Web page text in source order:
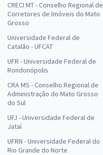
CRECI MT - Conselho Regional de
Corretores de Imóveis do Mato
Grosso
Universidade Federal de
Catalão - UFCAT
UFR - Universidade Federal de
Rondonópolis
CRA MS - Conselho Regional de
Administração do Mato Grosso
do Sul
UFJ - Universidade Federal de
Jataí
UFRN - Universidade Federal do
Rio Grande do Norte